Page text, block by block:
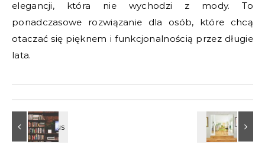
elegancji, która nie wychodzi z mody. To
ponadczasowe rozwiązanie dla osób, które chcą
otaczać się pięknem i funkcjonalnością przez długie
lata.